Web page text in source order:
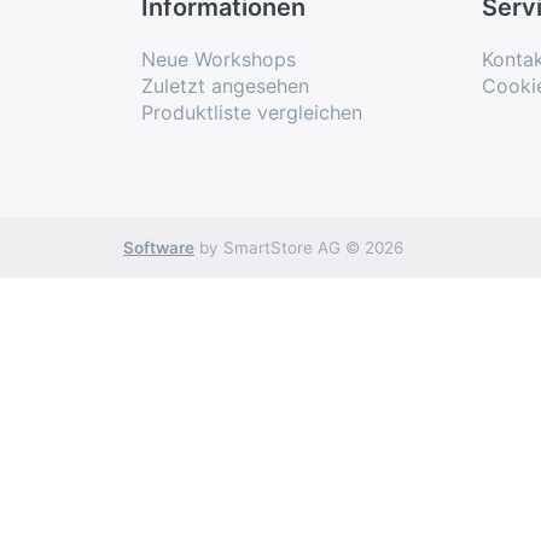
Informationen
Neue Workshops
Zuletzt angesehen
Produktliste vergleichen
Software by SmartStore AG © 2026